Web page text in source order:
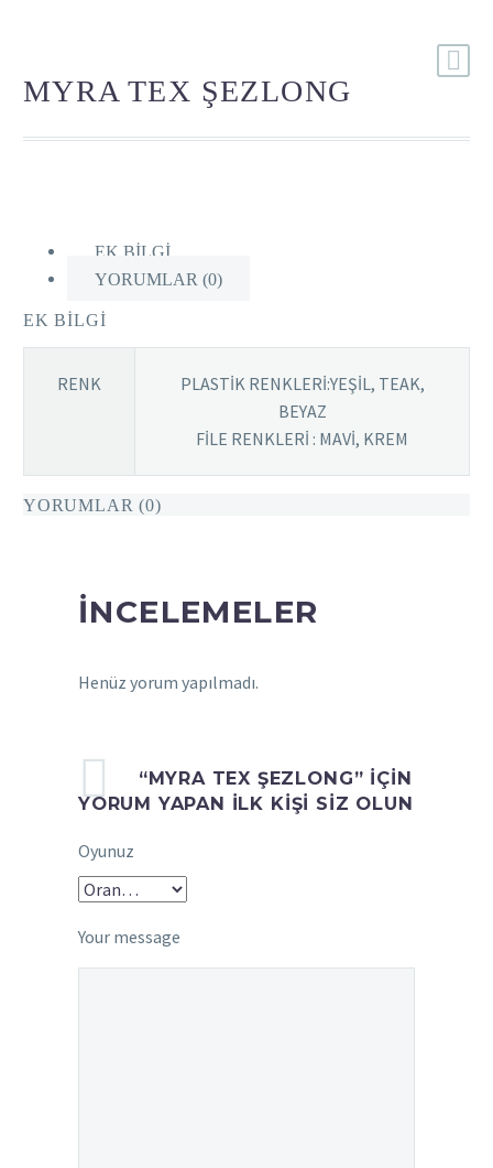
MYRA TEX ŞEZLONG
EK BILGI
YORUMLAR (0)
EK BILGI
RENK
PLASTİK RENKLERİ:YEŞİL, TEAK,
BEYAZ
FİLE RENKLERİ : MAVİ, KREM
YORUMLAR (0)
İNCELEMELER
Henüz yorum yapılmadı.
“MYRA TEX ŞEZLONG” IÇIN
YORUM YAPAN ILK KIŞI SIZ OLUN
Oyunuz
Your message